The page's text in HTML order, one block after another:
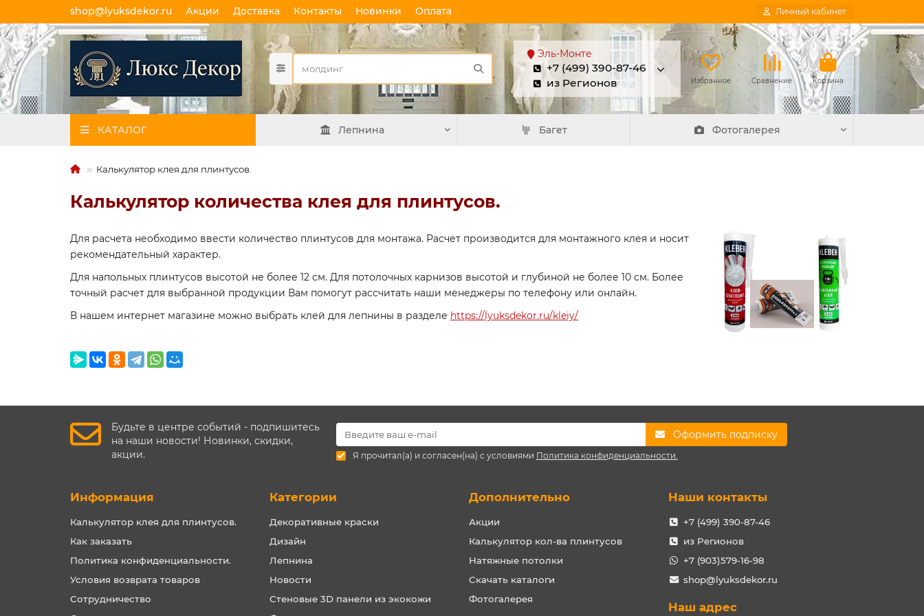
shop@lyuksdekor.ru Акции Доставка Контакты Новинки Оплата Личный кабинет
Эль-Монте
+7 (499) 390-87-46
из Регионов
Избранное Сравнение Корзина
КАТАЛОГ Лепнина Багет Фотогалерея
Калькулятор клея для плинтусов.
Калькулятор количества клея для плинтусов.
Для расчета необходимо ввести количество плинтусов для монтажа. Расчет производится для монтажного клея и носит
рекомендательный характер.
Для напольных плинтусов высотой не более 12 см. Для потолочных карнизов высотой и глубиной не более 10 см. Более
точный расчет для выбранной продукции Вам помогут рассчитать наши менеджеры по телефону или онлайн.
В нашем интернет магазине можно выбрать клей для лепнины в разделе https://lyuksdekor.ru/kleiy/
Будьте в центре событий - подпишитесь
на наши новости! Новинки, скидки,
акции.
Оформить подписку
Я прочитал(а) и согласен(на) с условиями Политика конфиденциальности.
Информация
Калькулятор клея для плинтусов.
Как заказать
Политика конфиденциальности.
Условия возврата товаров
Сотрудничество
Категории
Декоративные краски
Дизайн
Лепнина
Новости
Стеновые 3D панели из экокожи
Дополнительно
Акции
Калькулятор кол-ва плинтусов
Натяжные потолки
Скачать каталоги
Фотогалерея
Наши контакты
+7 (499) 390-87-46
из Регионов
+7 (903)579-16-98
shop@lyuksdekor.ru
Наш адрес